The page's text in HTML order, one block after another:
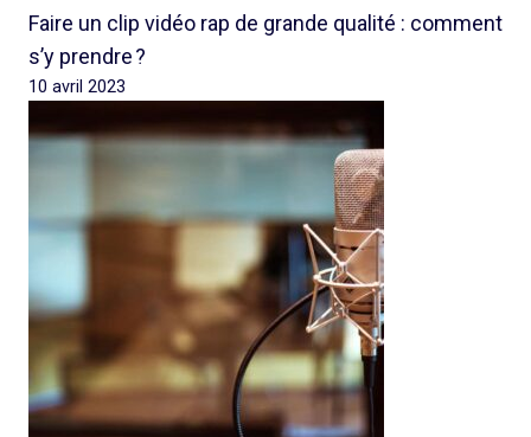
Faire un clip vidéo rap de grande qualité : comment
s’y prendre ?
10 avril 2023